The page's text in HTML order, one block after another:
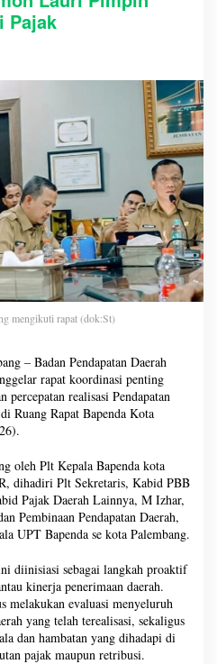
Pajak
mengikuti rapat (dok:St)
– Badan Pendapatan Daerah
rapat koordinasi penting
percepatan realisasi Pendapatan
Ruang Rapat Bapenda Kota
oleh Plt Kepala Bapenda kota
dihadiri Plt Sekretaris, Kabid PBB
Pajak Daerah Lainnya, M Izhar,
Pembinaan Pendapatan Daerah,
UPT Bapenda se kota Palembang.
diinisiasi sebagai langkah proaktif
kinerja penerimaan daerah.
melakukan evaluasi menyeluruh
yang telah terealisasi, sekaligus
dan hambatan yang dihadapi di
pajak maupun retribusi.